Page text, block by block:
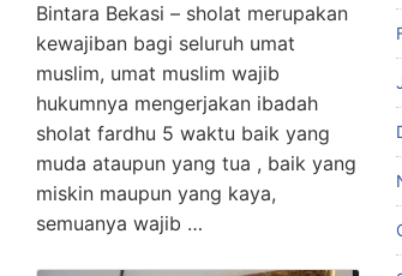
Bintara Bekasi – sholat merupakan
kewajiban bagi seluruh umat
muslim, umat muslim wajib
hukumnya mengerjakan ibadah
sholat fardhu 5 waktu baik yang
muda ataupun yang tua , baik yang
miskin maupun yang kaya,
semuanya wajib …